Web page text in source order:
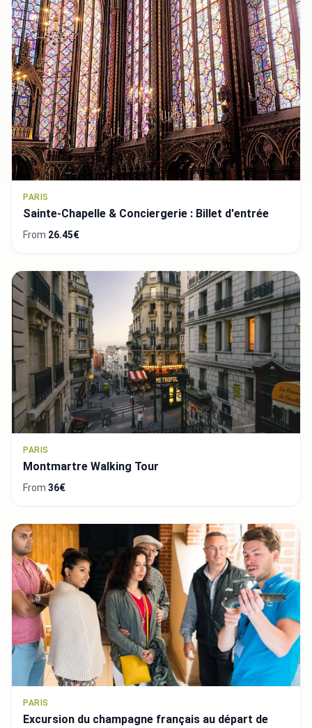
PARIS
Sainte-Chapelle & Conciergerie : Billet d'entrée
From 26.45€
PARIS
Montmartre Walking Tour
From 36€
PARIS
Excursion du champagne français au départ de